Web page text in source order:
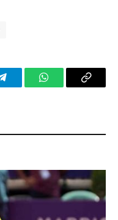
TelegramWhatsAppCopy